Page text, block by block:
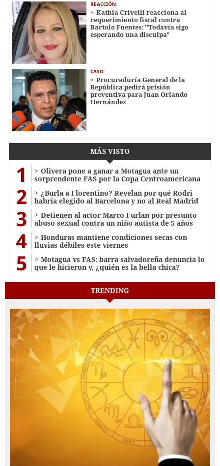
REACCIÓN
Kathia Crivelli reacciona al
requerimiento fiscal contra
Bartolo Fuentes: "Todavía sigo
esperando una disculpa"
CASO
Procuraduría General de la
República pedirá prisión
preventiva para Juan Orlando
Hernández
MÁS VISTO
1
Olivera pone a ganar a Motagua ante un
sorprendente FAS por la Copa Centroamericana
2
¿Burla a Florentino? Revelan por qué Rodri
habría elegido al Barcelona y no al Real Madrid
3
Detienen al actor Marco Furlan por presunto
abuso sexual contra un niño autista de 5 años
4
Honduras mantiene condiciones secas con
lluvias débiles este viernes
5
Motagua vs FAS: barra salvadoreña denuncia lo
que le hicieron y, ¿quién es la bella chica?
TRENDING